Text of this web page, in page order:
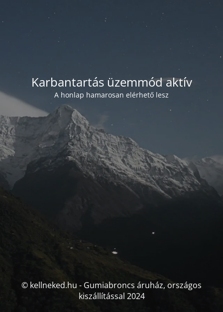
Karbantartás üzemmód aktív
A honlap hamarosan elérhető lesz
© kellneked.hu - Gumiabroncs áruház, országos
kiszállítással 2024